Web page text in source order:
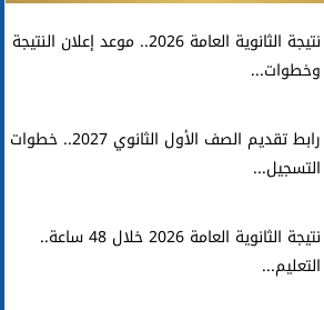
نتيجة الثانوية العامة 2026.. موعد إعلان النتيجة
وخطوات...
رابط تقديم الصف الأول الثانوي 2027.. خطوات
التسجيل...
نتيجة الثانوية العامة 2026 خلال 48 ساعة..
التعليم...